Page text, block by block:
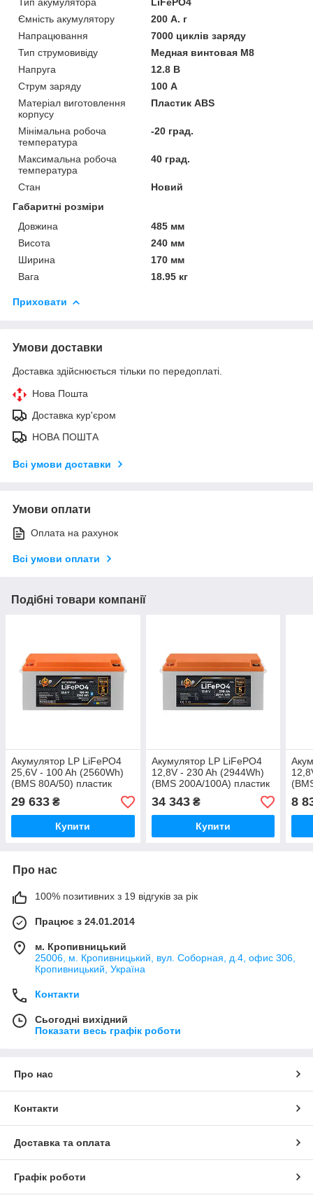
Ємність акумулятору
200 А. г
Напрацювання
7000 циклів заряду
Тип струмовивіду
Медная винтовая М8
Напруга
12.8 В
Струм заряду
100 А
Матеріал виготовлення
корпусу
Пластик ABS
Мінімальна робоча
температура
-20 град.
Максимальна робоча
температура
40 град.
Стан
Новий
Габаритні розміри
Довжина
485 мм
Висота
240 мм
Ширина
170 мм
Вага
18.95 кг
Приховати
Умови доставки
Доставка здійснюється тільки по передоплаті.
Нова Пошта
Доставка кур'єром
НОВА ПОШТА
Всі умови доставки
Умови оплати
Оплата на рахунок
Всі умови оплати
Подібні товари компанії
Акумулятор LP LiFePO4
25,6V - 100 Ah (2560Wh)
(BMS 80А/50) пластик
Smart BT
29 633 ₴
Купити
Акумулятор LP LiFePO4
12,8V - 230 Ah (2944Wh)
(BMS 200A/100А) пластик
Smart BT
34 343₴
Купити
8
Про нас
100% позитивних з 19 відгуків за рік
Працює з 24.01.2014
м. Кропивницький
25006, м. Кропивницький, вул. Соборная, д.4, офис 306,
Кропивницький, Україна
Контакти
Сьогодні вихідний
Показати весь графік роботи
Про нас
Контакти
Доставка та оплата
Графік роботи